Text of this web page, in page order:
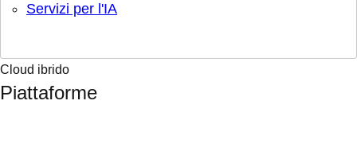
Servizi per l'IA
Cloud ibrido
Piattaforme